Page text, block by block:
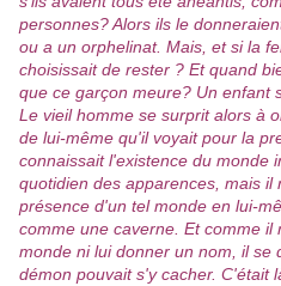
personnes? Alors ils le
ou a un orphelinat. Mais, et si la
choisissait de rester ? Et quand
que ce garçon meure? Un enfant
Le vieil homme se surprit alors à
de lui-même qu'il voyait pour la
connaissait l'existence du monde
quotidien des apparences, mais il
présence d'un tel monde en lui-
comme une caverne. Et comme
monde ni lui donner un nom, il se
démon pouvait s'y cacher. C'était